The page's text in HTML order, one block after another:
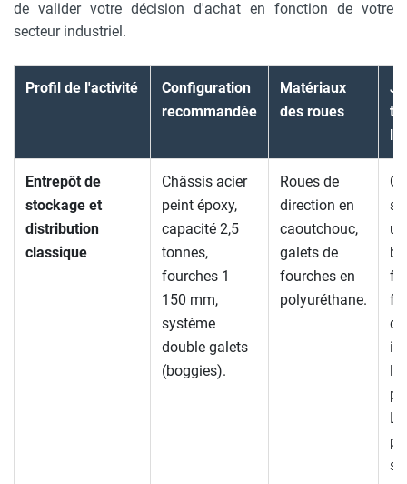
de valider votre décision d'achat en fonction de votre
secteur industriel.
Profil de l'activité
Configuration
recommandée
Matériaux
des roues
Entrepôt de
stockage et
distribution
classique
Châssis acier
peint époxy,
capacité 2,5
tonnes,
fourches 1
150 mm,
système
double galets
(boggies).
Roues de
direction en
caoutchouc,
galets de
fourches en
polyuréthane.